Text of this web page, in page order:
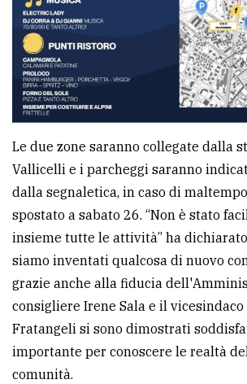
Le due zone saranno collegate dalla
Vallicelli e i parcheggi saranno
dalla segnaletica, in caso di
spostato a sabato 26. “Non è stato
insieme tutte le attività” ha dichiarato
siamo inventati qualcosa di nuovo
grazie anche alla fiducia
consigliere Irene Sala e il vicesindaco
Fratangeli si sono dimostrati
importante per conoscere le realtà
comunità.